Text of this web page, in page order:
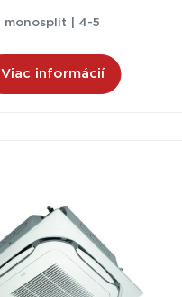
monosplit | 4-5
Viac informácií